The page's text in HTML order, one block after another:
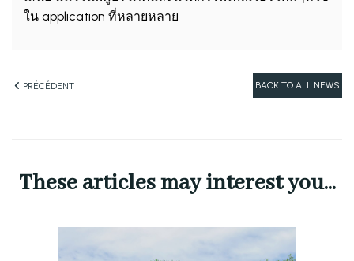
ใน application ที่หลายหลาย
PRÉCÉDENT BACK TO ALL NEWS
These articles may interest you...